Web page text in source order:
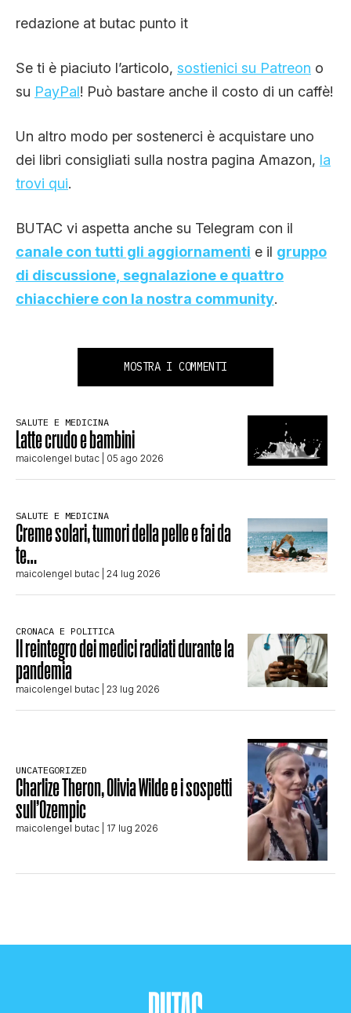
redazione at butac punto it
Se ti è piaciuto l’articolo, sostienici su Patreon o
su PayPal! Può bastare anche il costo di un caffè!
Un altro modo per sostenerci è acquistare uno
dei libri consigliati sulla nostra pagina Amazon, la
trovi qui.
BUTAC vi aspetta anche su Telegram con il
canale con tutti gli aggiornamenti e il gruppo
di discussione, segnalazione e quattro
chiacchiere con la nostra community.
MOSTRA I COMMENTI
SALUTE E MEDICINA
Latte crudo e bambini
maicolengel butac | 05 ago 2026
SALUTE E MEDICINA
Creme solari, tumori della pelle e fai da
te…
maicolengel butac | 24 lug 2026
CRONACA E POLITICA
Il reintegro dei medici radiati durante la
pandemia
maicolengel butac | 23 lug 2026
UNCATEGORIZED
Charlize Theron, Olivia Wilde e i sospetti
sull’Ozempic
maicolengel butac | 17 lug 2026